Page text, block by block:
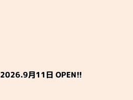
2026.9月11日 OPEN!!